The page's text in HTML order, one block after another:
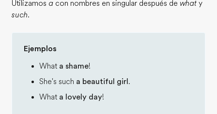
Utilizamos a con nombres en singular después de what y
such.
Ejemplos
What a shame!
She's such a beautiful girl .
What a lovely day!